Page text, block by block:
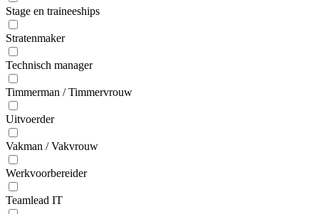
Stage en traineeships
Stratenmaker
Technisch manager
Timmerman / Timmervrouw
Uitvoerder
Vakman / Vakvrouw
Werkvoorbereider
Teamlead IT